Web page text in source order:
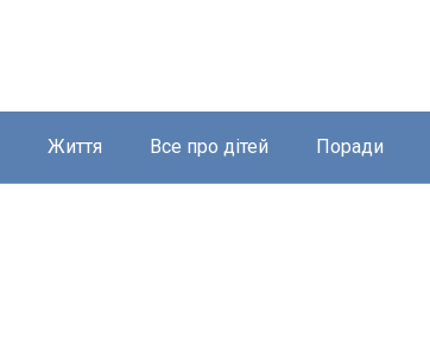
Життя Все про дітей Поради